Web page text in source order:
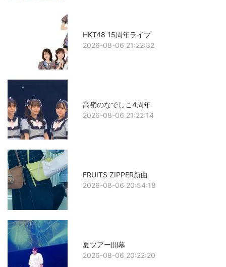
HKT48 15周年ライブ
2026-08-06 21:22:32
高嶺のなでしこ4周年
2026-08-06 21:22:14
FRUITS ZIPPER新曲
2026-08-06 20:54:18
夏ツアー開幕
2026-08-06 20:22:20